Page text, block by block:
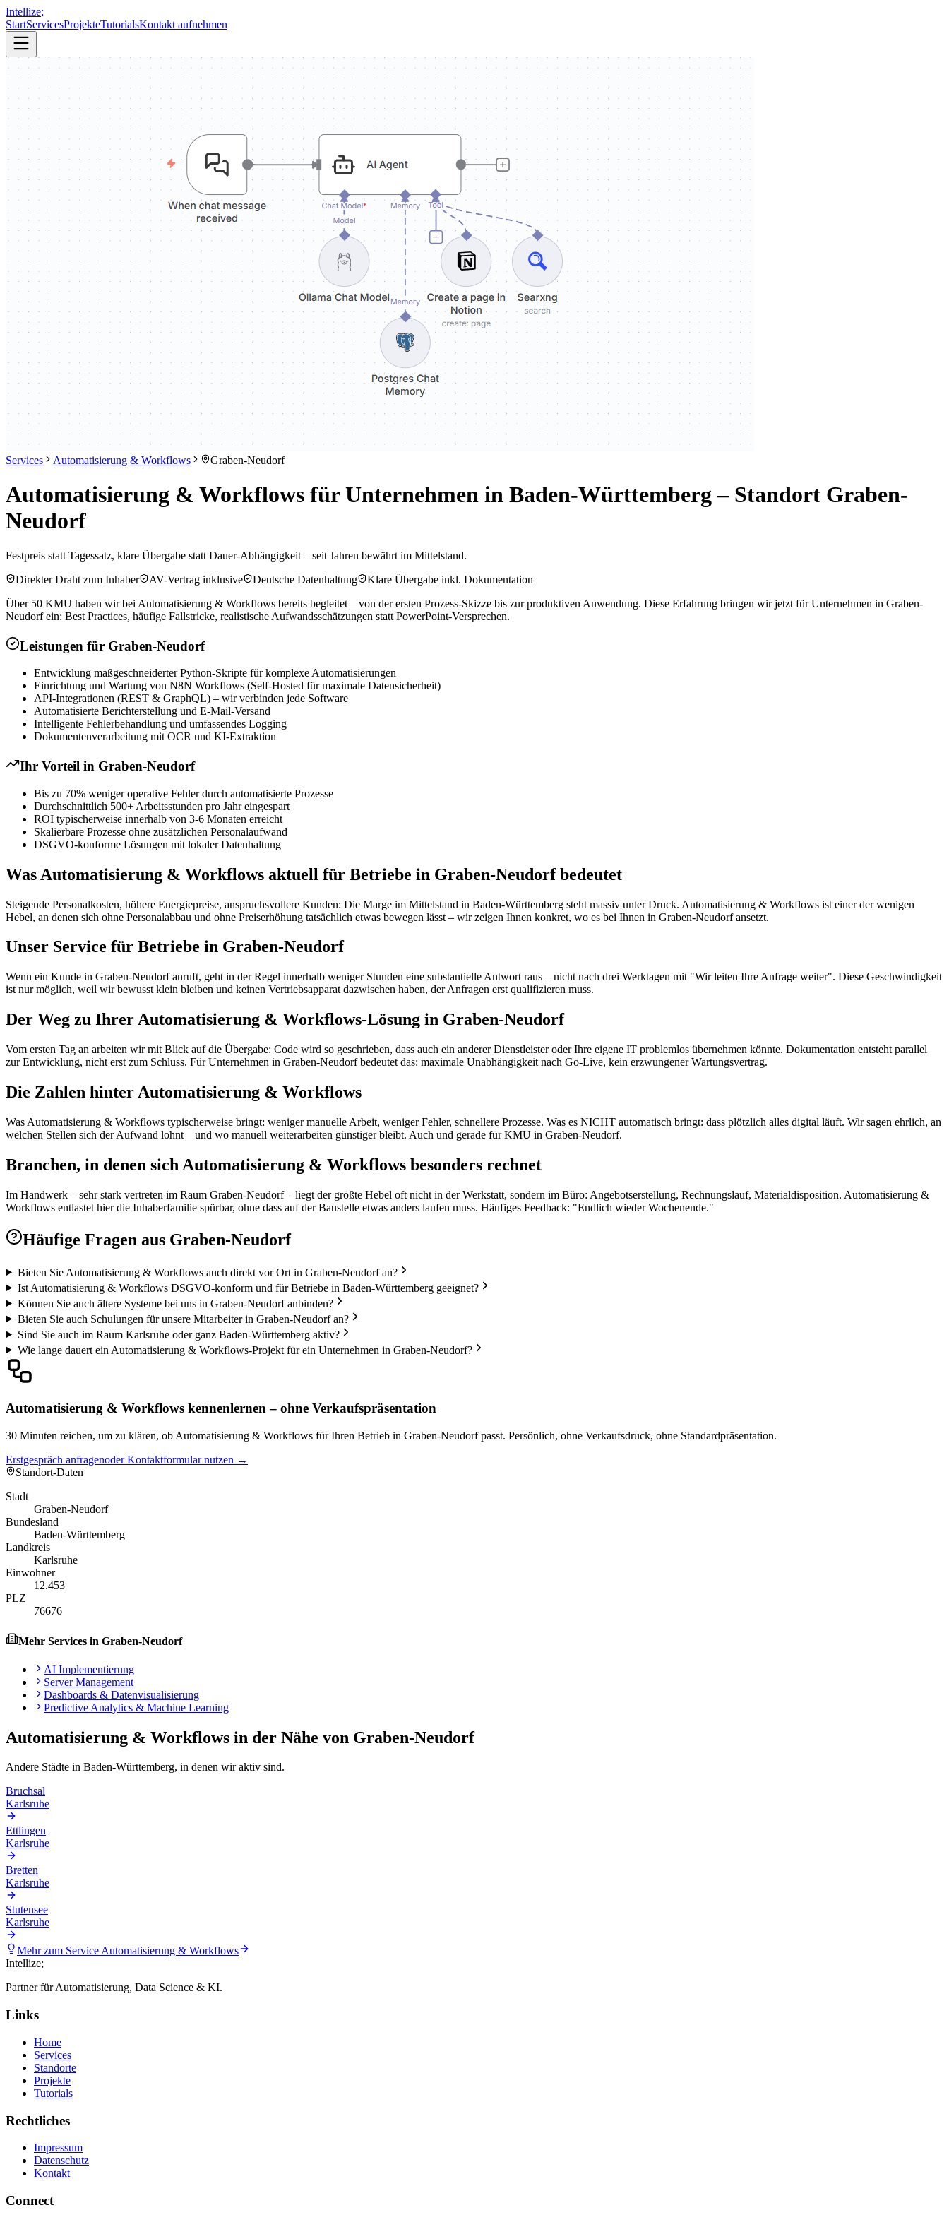
Intellize;
StartServicesProjekteTutorialsKontakt aufnehmen
Services Automatisierung & Workflows Graben-Neudorf
Automatisierung & Workflows für Unternehmen in Baden-Württemberg – Standort Graben-
Neudorf
Festpreis statt Tagessatz, klare Übergabe statt Dauer-Abhängigkeit – seit Jahren bewährt im Mittelstand.
Direkter Draht zum Inhaber
AV-Vertrag inklusive Deutsche Datenhaltung
Klare Übergabe inkl. Dokumentation
Über 50 KMU haben wir bei Automatisierung & Workflows bereits begleitet – von der ersten Prozess-Skizze bis zur produktiven Anwendung. Diese Erfahrung bringen wir jetzt für Unternehmen in Graben-
Neudorf ein: Best Practices, häufige Fallstricke, realistische Aufwandsschätzungen statt PowerPoint-Versprechen.
Leistungen für Graben-Neudorf
Entwicklung maßgeschneiderter Python-Skripte für komplexe Automatisierungen
Einrichtung und Wartung von N8N Workflows (Self-Hosted für maximale Datensicherheit)
API-Integrationen (REST & GraphQL) – wir verbinden jede Software
Automatisierte Berichterstellung und E-Mail-Versand
Intelligente Fehlerbehandlung und umfassendes Logging
Dokumentenverarbeitung mit OCR und KI-Extraktion
Ihr Vorteil in Graben-Neudorf
Bis zu 70% weniger operative Fehler durch automatisierte Prozesse
Durchschnittlich 500+ Arbeitsstunden pro Jahr eingespart
ROI typischerweise innerhalb von 3-6 Monaten erreicht
Skalierbare Prozesse ohne zusätzlichen Personalaufwand
DSGVO-konforme Lösungen mit lokaler Datenhaltung
Was Automatisierung & Workflows aktuell für Betriebe in Graben-Neudorf bedeutet
Steigende Personalkosten, höhere Energiepreise, anspruchsvollere Kunden: Die Marge im Mittelstand in Baden-Württemberg steht massiv unter Druck. Automatisierung & Workflows ist einer der wenigen
Hebel, an denen sich ohne Personalabbau und ohne Preiserhöhung tatsächlich etwas bewegen lässt – wir zeigen Ihnen konkret, wo es bei Ihnen in Graben-Neudorf ansetzt.
Unser Service für Betriebe in Graben-Neudorf
Wenn ein Kunde in Graben-Neudorf anruft, geht in der Regel innerhalb weniger Stunden eine substantielle Antwort raus – nicht nach drei Werktagen mit "Wir leiten Ihre Anfrage weiter". Diese Geschwindigkeit
ist nur möglich, weil wir bewusst klein bleiben und keinen Vertriebsapparat dazwischen haben, der Anfragen erst qualifizieren muss.
Der Weg zu Ihrer Automatisierung & Workflows-Lösung in Graben-Neudorf
Vom ersten Tag an arbeiten wir mit Blick auf die Übergabe: Code wird so geschrieben, dass auch ein anderer Dienstleister oder Ihre eigene IT problemlos übernehmen könnte. Dokumentation entsteht parallel
zur Entwicklung, nicht erst zum Schluss. Für Unternehmen in Graben-Neudorf bedeutet das: maximale Unabhängigkeit nach Go-Live, kein erzwungener Wartungsvertrag.
Die Zahlen hinter Automatisierung & Workflows
Was Automatisierung & Workflows typischerweise bringt: weniger manuelle Arbeit, weniger Fehler, schnellere Prozesse. Was es NICHT automatisch bringt: dass plötzlich alles digital läuft. Wir sagen ehrlich, an
welchen Stellen sich der Aufwand lohnt – und wo manuell weiterarbeiten günstiger bleibt. Auch und gerade für KMU in Graben-Neudorf.
Branchen, in denen sich Automatisierung & Workflows besonders rechnet
Im Handwerk – sehr stark vertreten im Raum Graben-Neudorf – liegt der größte Hebel oft nicht in der Werkstatt, sondern im Büro: Angebotserstellung, Rechnungslauf, Materialdisposition. Automatisierung &
Workflows entlastet hier die Inhaberfamilie spürbar, ohne dass auf der Baustelle etwas anders laufen muss. Häufiges Feedback: "Endlich wieder Wochenende."
Häufige Fragen aus Graben-Neudorf
Bieten Sie Automatisierung & Workflows auch direkt vor Ort in Graben-Neudorf an?
Ist Automatisierung & Workflows DSGVO-konform und für Betriebe in Baden-Württemberg geeignet?
Können Sie auch ältere Systeme bei uns in Graben-Neudorf anbinden?
Bieten Sie auch Schulungen für unsere Mitarbeiter in Graben-Neudorf an?
Sind Sie auch im Raum Karlsruhe oder ganz Baden-Württemberg aktiv?
Wie lange dauert ein Automatisierung & Workflows-Projekt für ein Unternehmen in Graben-Neudorf?
Automatisierung & Workflows kennenlernen – ohne Verkaufspräsentation
30 Minuten reichen, um zu klären, ob Automatisierung & Workflows für Ihren Betrieb in Graben-Neudorf passt. Persönlich, ohne Verkaufsdruck, ohne Standardpräsentation.
Erstgespräch anfragenoder Kontaktformular nutzen →
Standort-Daten
Stadt
Graben-Neudorf
Bundesland
Baden-Württemberg
Landkreis
Karlsruhe
Einwohner
12.453
PLZ
76676
Mehr Services in Graben-Neudorf
AI Implementierung
Server Management
Dashboards & Datenvisualisierung
Predictive Analytics & Machine Learning
Automatisierung & Workflows in der Nähe von Graben-Neudorf
Andere Städte in Baden-Württemberg, in denen wir aktiv sind.
Bruchsal
Karlsruhe
Ettlingen
Karlsruhe
Bretten
Karlsruhe
Stutensee
Karlsruhe
Mehr zum ServiceAutomatisierung & Workflows
Intellize;
Partner für Automatisierung, Data Science & KI.
Links
Home
Services
Standorte
Projekte
Tutorials
Rechtliches
Impressum
Datenschutz
Kontakt
Connect